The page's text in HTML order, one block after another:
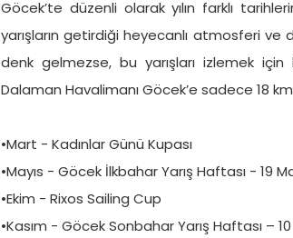
Göcek’te düzenli olarak yılın farklı
yarışların getirdiği heyecanlı atmosferi
denk gelmezse, bu yarışları izlemek
Dalaman Havalimanı Göcek’e sadece 18
•Mart - Kadınlar Günü Kupası
•Mayıs - Göcek İlkbahar Yarış Haftası - 19
•Ekim - Rixos Sailing Cup
•Kasım - Göcek Sonbahar Yarış Haftası –